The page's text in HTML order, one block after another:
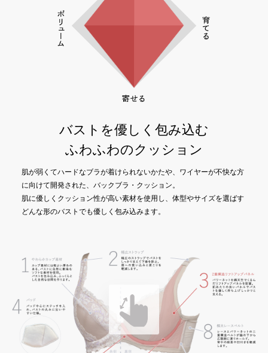
バストを優しく包み込む
ふわふわのクッション
肌が弱くてハードなブラが着けられないかたや、ワイヤーが不快な方
に向けて開発された、バックブラ・クッション。
肌に優しくクッション性が高い素材を使用し、体型やサイズを選ばす
どんな形のバストでも優しく包み込みます。